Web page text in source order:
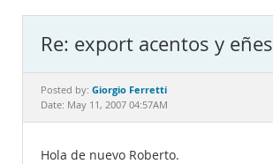
MySQL.com
Downloads
Documentation
Re: export acentos y eñes
Posted by: Giorgio Ferretti
Date: May 11, 2007 04:57AM
Hola de nuevo Roberto.